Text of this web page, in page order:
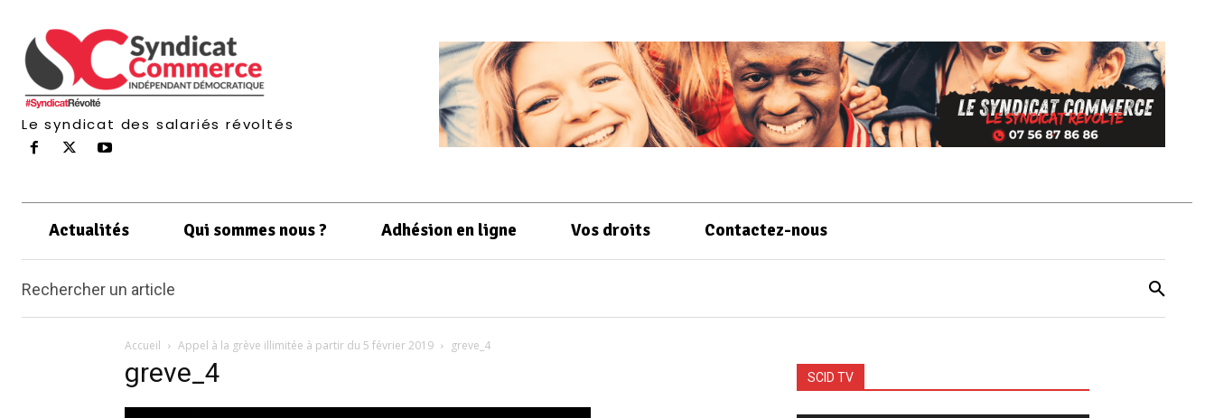
Le syndicat des salariés révoltés
Actualités Qui sommes nous ? Adhésion en ligne Vos droits Contactez-nous
Rechercher un article
Accueil Appel à la grève illimitée à partir du 5 février 2019 greve_4
greve_4 SCID TV